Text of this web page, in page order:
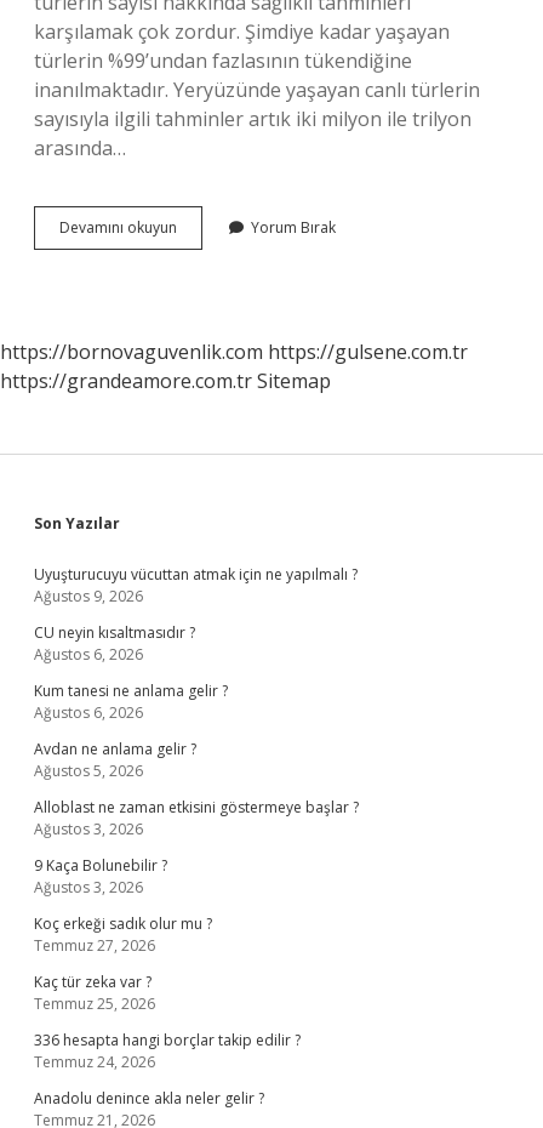
karşılamak çok zordur. Şimdiye kadar yaşayan
türlerin %99’undan fazlasının tükendiğine
inanılmaktadır. Yeryüzünde yaşayan canlı türlerin
sayısıyla ilgili tahminler artık iki milyon ile trilyon
arasında…
Devamını okuyun Evrende
Kaç
Yorum Bırak
https://bornovaguvenlik.com https://gulsene.com.tr
https://grandeamore.com.trSitemap
Sidebar
Son Yazılar
Uyuşturucuyu vücuttan atmak için ne yapılmalı ?
Ağustos 9, 2026
CU neyin kısaltmasıdır ?
Ağustos 6, 2026
Kum tanesi ne anlama gelir ?
Ağustos 6, 2026
Avdan ne anlama gelir ?
Ağustos 5, 2026
Alloblast ne zaman etkisini göstermeye başlar ?
Ağustos 3, 2026
9 Kaça Bolunebilir ?
Ağustos 3, 2026
Koç erkeği sadık olur mu ?
Temmuz 27, 2026
Kaç tür zeka var ?
Temmuz 25, 2026
336 hesapta hangi borçlar takip edilir ?
Temmuz 24, 2026
Anadolu denince akla neler gelir ?
Temmuz 21, 2026